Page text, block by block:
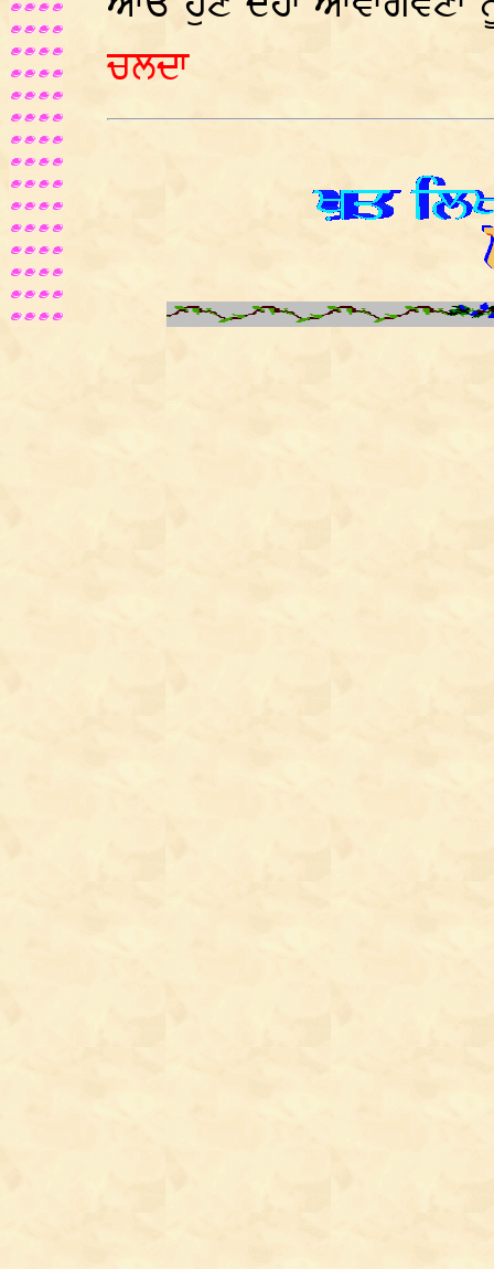
ਚਲਦਾ